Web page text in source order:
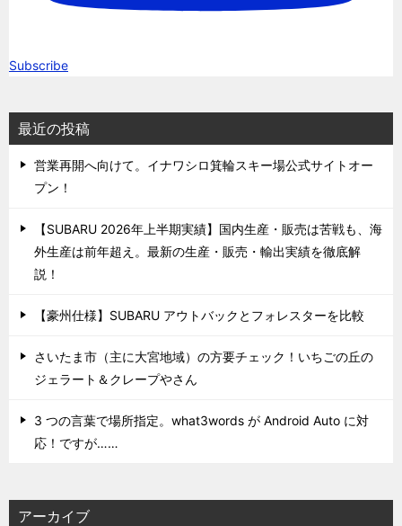
Subscribe
最近の投稿
営業再開へ向けて。イナワシロ箕輪スキー場公式サイトオー
プン！
【SUBARU 2026年上半期実績】国内生産・販売は苦戦も、海
外生産は前年超え。最新の生産・販売・輸出実績を徹底解
説！
【豪州仕様】SUBARU アウトバックとフォレスターを比較
さいたま市（主に大宮地域）の方要チェック！いちごの丘の
ジェラート＆クレープやさん
3 つの言葉で場所指定。what3words が Android Auto に対
応！ですが……
アーカイブ